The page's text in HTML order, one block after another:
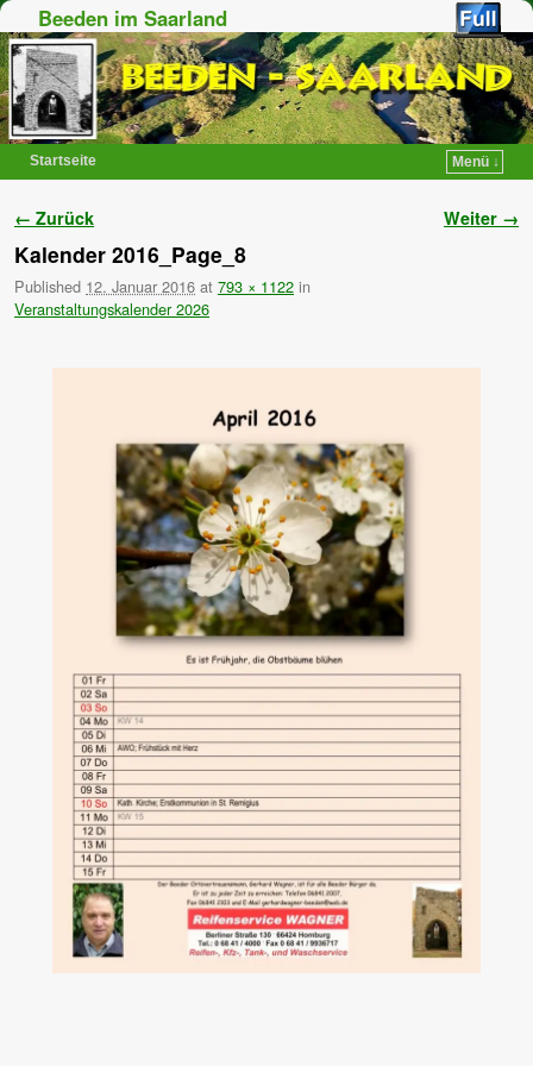
Beeden im Saarland
Startseite
Menü ↓
Bilder-Navigation
← Zurück Weiter →
Kalender 2016_Page_8
Published 12. Januar 2016 at 793 × 1122 in
Veranstaltungskalender 2026